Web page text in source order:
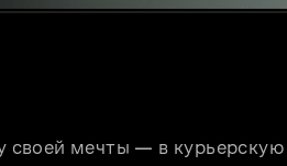
своей мечты — в курьерскую